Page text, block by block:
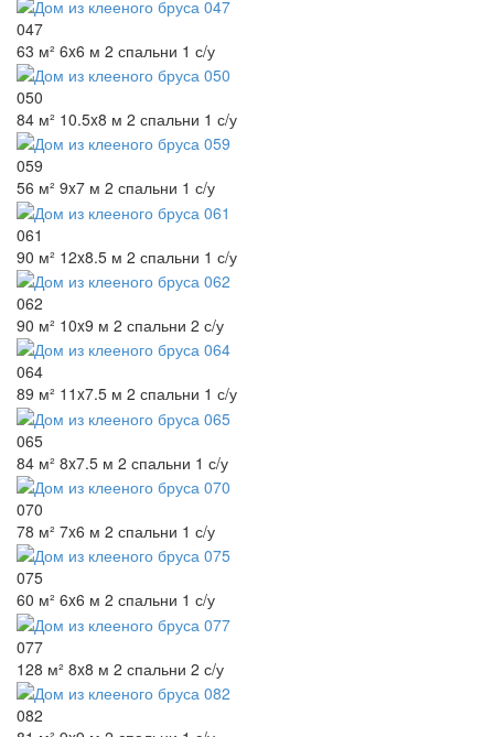
047
63 м² 6x6 м 2 спальни 1 с/у
050
84 м² 10.5x8 м 2 спальни 1 с/у
059
56 м² 9x7 м 2 спальни 1 с/у
061
90 м² 12x8.5 м 2 спальни 1 с/у
062
90 м² 10x9 м 2 спальни 2 с/у
064
89 м² 11x7.5 м 2 спальни 1 с/у
065
84 м² 8x7.5 м 2 спальни 1 с/у
070
78 м² 7x6 м 2 спальни 1 с/у
075
60 м² 6x6 м 2 спальни 1 с/у
077
128 м² 8x8 м 2 спальни 2 с/у
082